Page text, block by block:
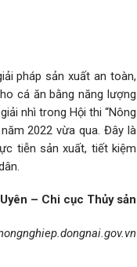
pháp sản xuất an toàn,
cá ăn bằng năng lượng
nhì trong Hội thi “Nông
2022 vừa qua. Đây là
tiễn sản xuất, tiết kiệm
– Chi cục Thủy sản